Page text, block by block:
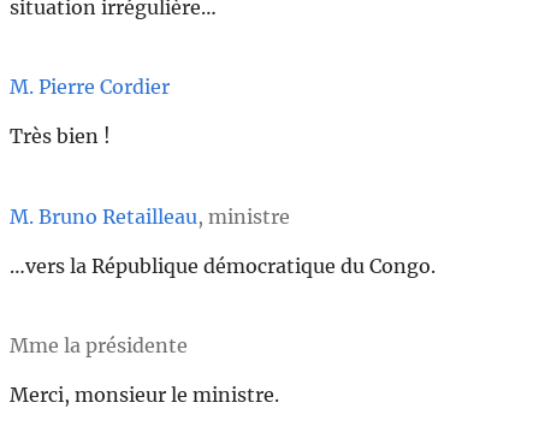
situation irrégulière…
M. Pierre Cordier
Très bien !
M. Bruno Retailleau, ministre
…vers la République démocratique du Congo.
Mme la présidente
Merci, monsieur le ministre.